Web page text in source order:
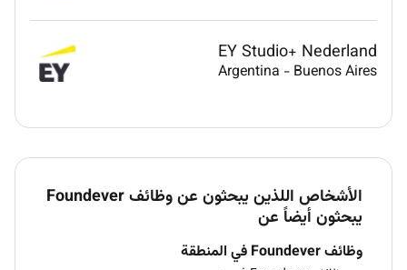
EY Studio+ Nederland
Argentina - Buenos Aires
الأشخاص اللذين يبحثون عن وظائف Foundever
يبحثون أيضاً عن
وظائف Foundever في المنطقة